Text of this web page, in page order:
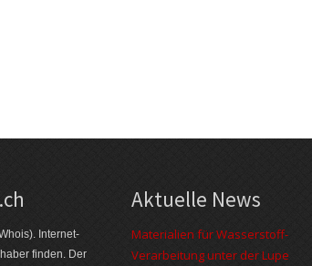
Internet­
finden. Der
Aktuelle News
Materialien für Wasserstoff-
Verarbeitung unter der Lupe